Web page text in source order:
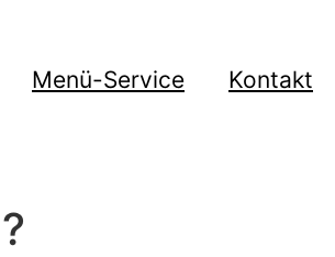
Menü-Service Kontakt